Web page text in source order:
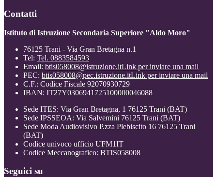
Contatti
Istituto di Istruzione Secondaria Superiore "Aldo Moro"
76125 Trani - Via Gran Bretagna n.1
Tel: Tel. 0883584593
Email: btis058008@istruzione.itLink per inviare una mail
PEC: btis058008@pec.istruzione.itLink per inviare una mail
C.F.: Codice Fiscale 92070930729
IBAN: IT27Y0306941725100000046088
Sede ITES: Via Gran Bretagna, 1 76125 Trani (BAT)
Sede IPSSEOA: Via Salvemini 76125 Trani (BAT)
Sede Moda Audiovisivo P.zza Plebiscito 16 76125 Trani
(BAT)
Codice univoco ufficio UFM1IT
Codice Meccanografico: BTIS058008
Seguici su